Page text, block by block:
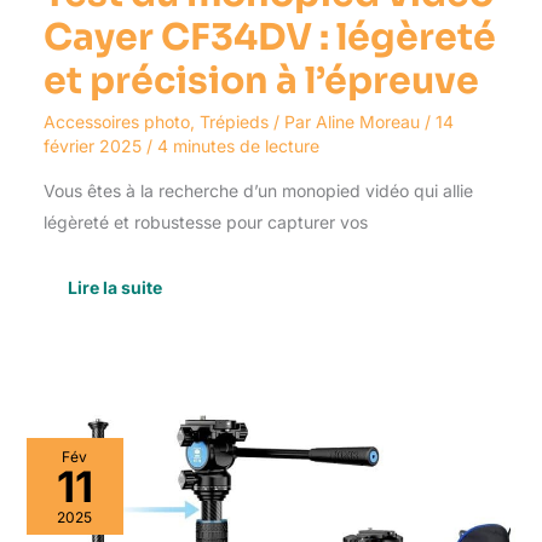
Cayer CF34DV : légèreté
et précision à l’épreuve
Accessoires photo, Trépieds/ Par Aline Moreau / 14
février 2025 / 4 minutes de lecture
Vous êtes à la recherche d’un monopied vidéo qui allie
légèreté et robustesse pour capturer vos
Lire la suite
Fév
11
2025
Test
du
SIRUI